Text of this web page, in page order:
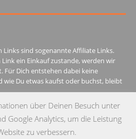
sind sogenannte Affiliate Links.
ein Einkauf zustande, werden wir
Für Dich entstehen dabei keine
wie Du etwas kaufst oder buchst, bleibt
über Deinen Besuch unter
Google Analytics, um die Leistung
zu verbessern.